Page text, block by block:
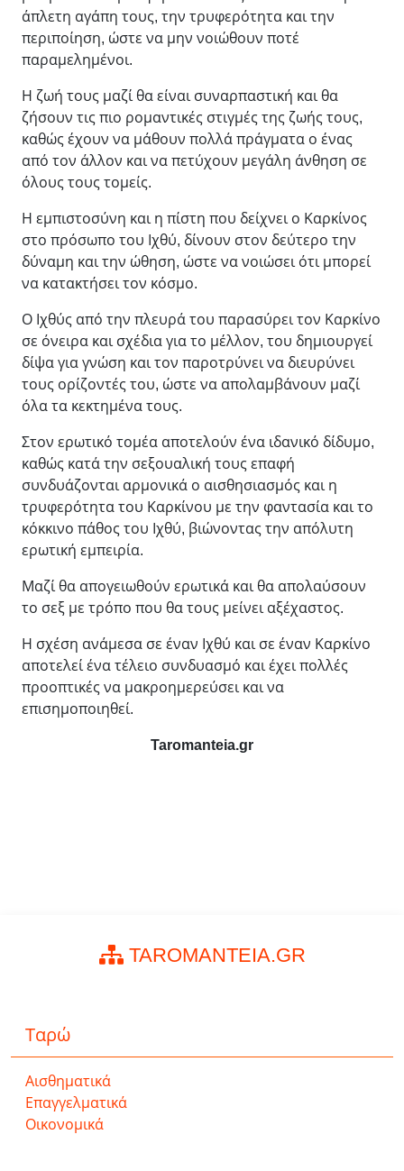
άπλετη αγάπη τους, την τρυφερότητα και την
περιποίηση, ώστε να μην νοιώθουν ποτέ
παραμελημένοι.
Η ζωή τους μαζί θα είναι συναρπαστική και θα
ζήσουν τις πιο ρομαντικές στιγμές της ζωής τους,
καθώς έχουν να μάθουν πολλά πράγματα ο ένας
από τον άλλον και να πετύχουν μεγάλη άνθηση σε
όλους τους τομείς.
Η εμπιστοσύνη και η πίστη που δείχνει ο Καρκίνος
στο πρόσωπο του Ιχθύ, δίνουν στον δεύτερο την
δύναμη και την ώθηση, ώστε να νοιώσει ότι μπορεί
να κατακτήσει τον κόσμο.
Ο Ιχθύς από την πλευρά του παρασύρει τον Καρκίνο
σε όνειρα και σχέδια για το μέλλον, του δημιουργεί
δίψα για γνώση και τον παροτρύνει να διευρύνει
τους ορίζοντές του, ώστε να απολαμβάνουν μαζί
όλα τα κεκτημένα τους.
Στον ερωτικό τομέα αποτελούν ένα ιδανικό δίδυμο,
καθώς κατά την σεξουαλική τους επαφή
συνδυάζονται αρμονικά ο αισθησιασμός και η
τρυφερότητα του Καρκίνου με την φαντασία και το
κόκκινο πάθος του Ιχθύ, βιώνοντας την απόλυτη
ερωτική εμπειρία.
Μαζί θα απογειωθούν ερωτικά και θα απολαύσουν
το σεξ με τρόπο που θα τους μείνει αξέχαστος.
Η σχέση ανάμεσα σε έναν Ιχθύ και σε έναν Καρκίνο
αποτελεί ένα τέλειο συνδυασμό και έχει πολλές
προοπτικές να μακροημερεύσει και να
επισημοποιηθεί.
Taromanteia.gr
TAROMANTEIA.GR
Ταρώ
Αισθηματικά
Επαγγελματικά
Οικονομικά